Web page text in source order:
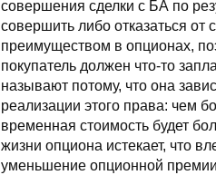
совершения сделки с БА по
совершить либо отказаться от
преимуществом в опционах,
покупатель должен что-то
называют потому, что она
реализации этого права: чем
временная стоимость будет
жизни опциона истекает, что
уменьшение опционной